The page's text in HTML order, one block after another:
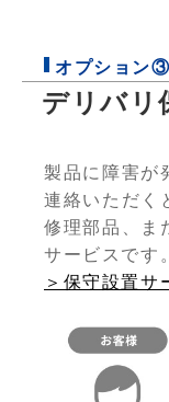
オプション③
デリバリ
製品に障害が
連絡いただく
修理部品、ま
サービスです。
＞保守設置サ